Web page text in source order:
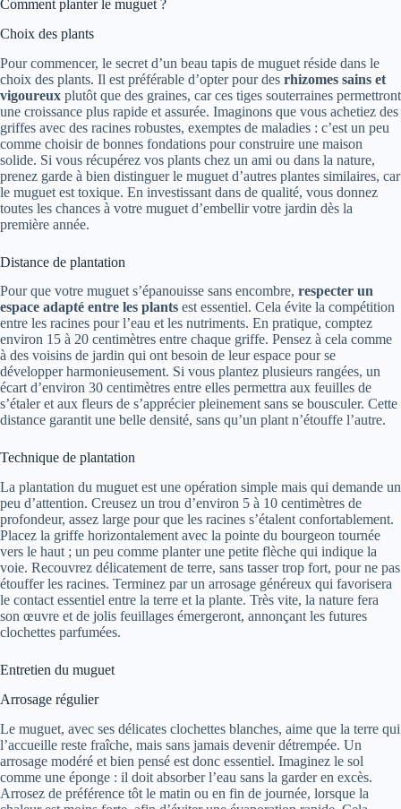
Comment planter le muguet ?
Choix des plants
Pour commencer, le secret d’un beau tapis de muguet réside dans le
choix des plants. Il est préférable d’opter pour des rhizomes sains et
vigoureux plutôt que des graines, car ces tiges souterraines permettront
une croissance plus rapide et assurée. Imaginons que vous achetiez des
griffes avec des racines robustes, exemptes de maladies : c’est un peu
comme choisir de bonnes fondations pour construire une maison
solide. Si vous récupérez vos plants chez un ami ou dans la nature,
prenez garde à bien distinguer le muguet d’autres plantes similaires, car
le muguet est toxique. En investissant dans de qualité, vous donnez
toutes les chances à votre muguet d’embellir votre jardin dès la
première année.
Distance de plantation
Pour que votre muguet s’épanouisse sans encombre, respecter un
espace adapté entre les plants est essentiel. Cela évite la compétition
entre les racines pour l’eau et les nutriments. En pratique, comptez
environ 15 à 20 centimètres entre chaque griffe. Pensez à cela comme
à des voisins de jardin qui ont besoin de leur espace pour se
développer harmonieusement. Si vous plantez plusieurs rangées, un
écart d’environ 30 centimètres entre elles permettra aux feuilles de
s’étaler et aux fleurs de s’apprécier pleinement sans se bousculer. Cette
distance garantit une belle densité, sans qu’un plant n’étouffe l’autre.
Technique de plantation
La plantation du muguet est une opération simple mais qui demande un
peu d’attention. Creusez un trou d’environ 5 à 10 centimètres de
profondeur, assez large pour que les racines s’étalent confortablement.
Placez la griffe horizontalement avec la pointe du bourgeon tournée
vers le haut ; un peu comme planter une petite flèche qui indique la
voie. Recouvrez délicatement de terre, sans tasser trop fort, pour ne pas
étouffer les racines. Terminez par un arrosage généreux qui favorisera
le contact essentiel entre la terre et la plante. Très vite, la nature fera
son œuvre et de jolis feuillages émergeront, annonçant les futures
clochettes parfumées.
Entretien du muguet
Arrosage régulier
Le muguet, avec ses délicates clochettes blanches, aime que la terre qui
l’accueille reste fraîche, mais sans jamais devenir détrempée. Un
arrosage modéré et bien pensé est donc essentiel. Imaginez le sol
comme une éponge : il doit absorber l’eau sans la garder en excès.
Arrosez de préférence tôt le matin ou en fin de journée, lorsque la